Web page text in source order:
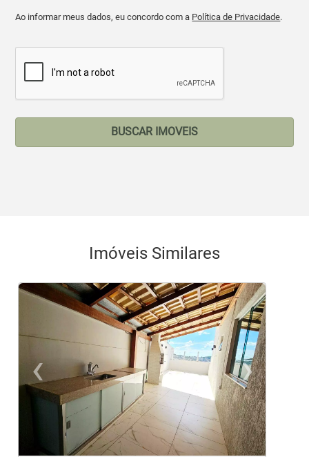
Ao informar meus dados, eu concordo com a Política de Privacidade.
BUSCAR IMOVEIS
Imóveis Similares
‹
Previous
›